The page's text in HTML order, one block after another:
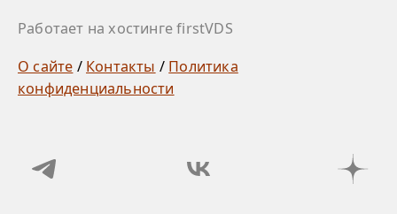
Работает на хостинге firstVDS
О сайте / Контакты / Политика
конфиденциальности